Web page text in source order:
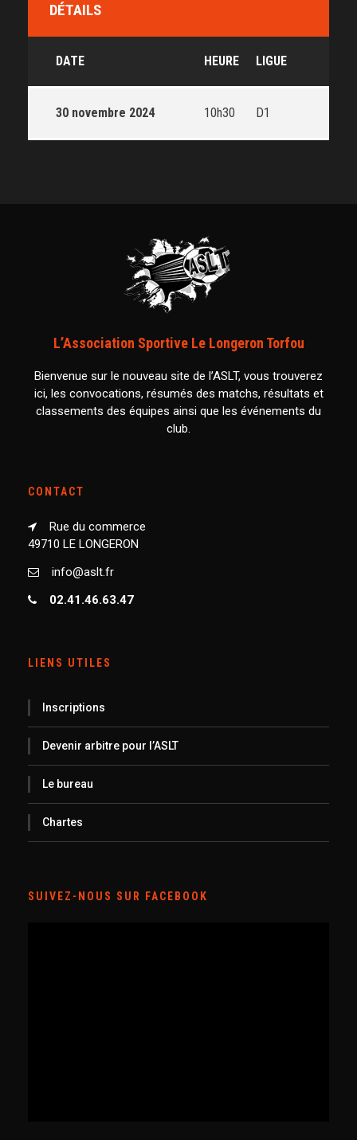
DÉTAILS
DATE HEURE LIGUE
30 novembre 2024 10h30 D1
L’Association Sportive Le Longeron Torfou
Bienvenue sur le nouveau site de l’ASLT, vous trouverez
ici, les convocations, résumés des matchs, résultats et
classements des équipes ainsi que les événements du
club.
CONTACT
Rue du commerce
49710 LE LONGERON
info@aslt.fr
02.41.46.63.47
LIENS UTILES
Inscriptions
Devenir arbitre pour l’ASLT
Le bureau
Chartes
SUIVEZ-NOUS SUR FACEBOOK